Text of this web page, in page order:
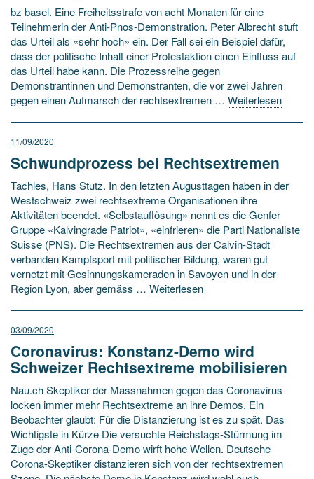
bz basel. Eine Freiheitsstrafe von acht Monaten für eine
Teilnehmerin der Anti-Pnos-Demonstration. Peter Albrecht stuft
das Urteil als «sehr hoch» ein. Der Fall sei ein Beispiel dafür,
dass der politische Inhalt einer Protestaktion einen Einfluss auf
das Urteil habe kann. Die Prozessreihe gegen
Demonstrantinnen und Demonstranten, die vor zwei Jahren
gegen einen Aufmarsch der rechtsextremen … Weiterlesen
11/09/2020
Schwundprozess bei Rechtsextremen
Tachles, Hans Stutz. In den letzten Augusttagen haben in der
Westschweiz zwei rechtsextreme Organisationen ihre
Aktivitäten beendet. «Selbstauflösung» nennt es die Genfer
Gruppe «Kalvingrade Patriot», «einfrieren» die Parti Nationaliste
Suisse (PNS). Die Rechtsextremen aus der Calvin-Stadt
verbanden Kampfsport mit politischer Bildung, waren gut
vernetzt mit Gesinnungskameraden in Savoyen und in der
Region Lyon, aber gemäss … Weiterlesen
03/09/2020
Coronavirus: Konstanz-Demo wird
Schweizer Rechtsextreme mobilisieren
Nau.ch Skeptiker der Massnahmen gegen das Coronavirus
locken immer mehr Rechtsextreme an ihre Demos. Ein
Beobachter glaubt: Für die Distanzierung ist es zu spät. Das
Wichtigste in Kürze Die versuchte Reichstags-Stürmung im
Zuge der Anti-Corona-Demo wirft hohe Wellen. Deutsche
Corona-Skeptiker distanzieren sich von der rechtsextremen